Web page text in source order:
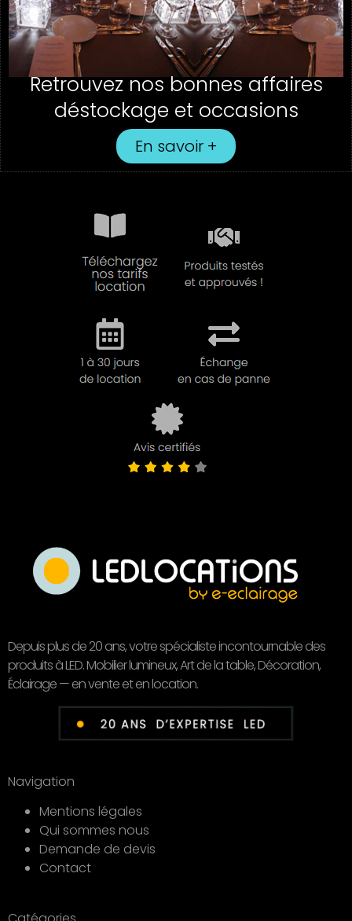
Retrouvez nos bonnes affaires
déstockage et occasions
En savoir +
Depuis plus de 20 ans, votre spécialiste incontournable des
produits à LED. Mobilier lumineux, Art de la table, Décoration,
Éclairage — en vente et en location.
Navigation
Mentions légales
Qui sommes nous
Demande de devis
Contact